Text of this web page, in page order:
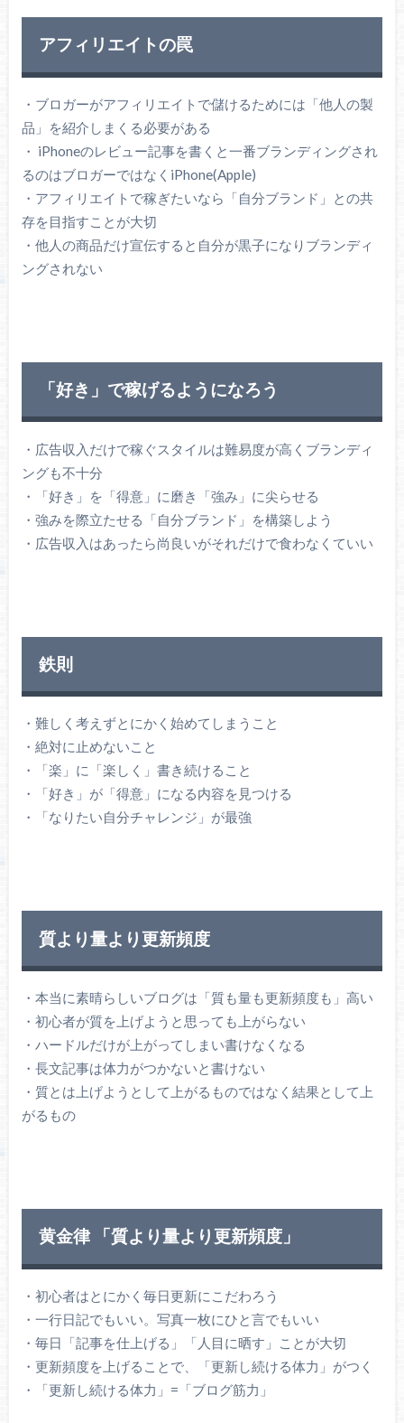
アフィリエイトの罠
・ブロガーがアフィリエイトで儲けるためには「他人の製
品」を紹介しまくる必要がある
・ iPhoneのレビュー記事を書くと一番ブランディングされ
るのはブロガーではなくiPhone(Apple)
・アフィリエイトで稼ぎたいなら「自分ブランド」との共
存を目指すことが大切
・他人の商品だけ宣伝すると自分が黒子になりブランディ
ングされない
「好き」で稼げるようになろう
・広告収入だけで稼ぐスタイルは難易度が高くブランディ
ングも不十分
・「好き」を「得意」に磨き「強み」に尖らせる
・強みを際立たせる「自分ブランド」を構築しよう
・広告収入はあったら尚良いがそれだけで食わなくていい
鉄則
・難しく考えずとにかく始めてしまうこと
・絶対に止めないこと
・「楽」に「楽しく」書き続けること
・「好き」が「得意」になる内容を見つける
・「なりたい自分チャレンジ」が最強
質より量より更新頻度
・本当に素晴らしいブログは「質も量も更新頻度も」高い
・初心者が質を上げようと思っても上がらない
・ハードルだけが上がってしまい書けなくなる
・長文記事は体力がつかないと書けない
・質とは上げようとして上がるものではなく結果として上
がるもの
黄金律 「質より量より更新頻度」
・初心者はとにかく毎日更新にこだわろう
・一行日記でもいい。写真一枚にひと言でもいい
・毎日「記事を仕上げる」「人目に晒す」ことが大切
・更新頻度を上げることで、「更新し続ける体力」がつく
・「更新し続ける体力」=「ブログ筋力」